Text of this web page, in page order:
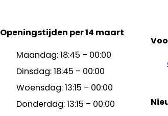
Openingstijden per 14 maart
Maandag: 18:45 – 00:00
Dinsdag: 18:45 – 00:00
Woensdag: 13:15 – 00:00
Donderdag: 13:15 – 00:00